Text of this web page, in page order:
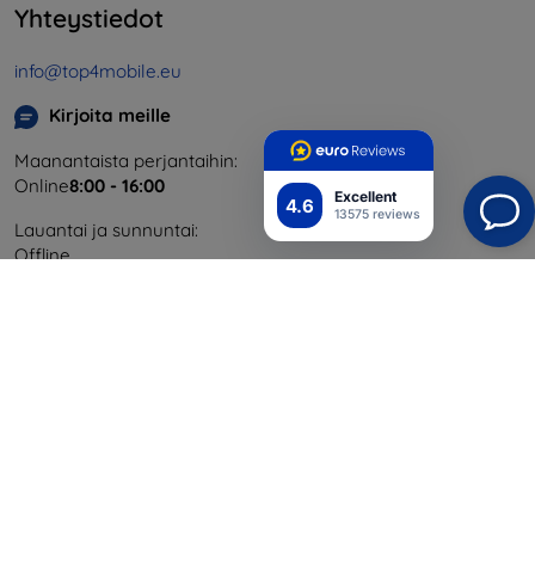
4.6 Excellent
13575 reviews
Yhteystiedot
info@top4mobile.eu
Kirjoita meille
Maanantaista perjantaihin:
Online8:00 - 16:00
Lauantai ja sunnuntai:
Offline